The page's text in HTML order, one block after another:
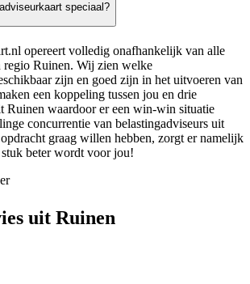
speciaal?
opereert volledig onafhankelijk van alle
regio Ruinen. Wij zien welke
zijn en goed zijn in het uitvoeren van
een koppeling tussen jou en drie
Ruinen waardoor er een win-win situatie
concurrentie van belastingadviseurs uit
graag willen hebben, zorgt er namelijk
beter wordt voor jou!
uit Ruinen